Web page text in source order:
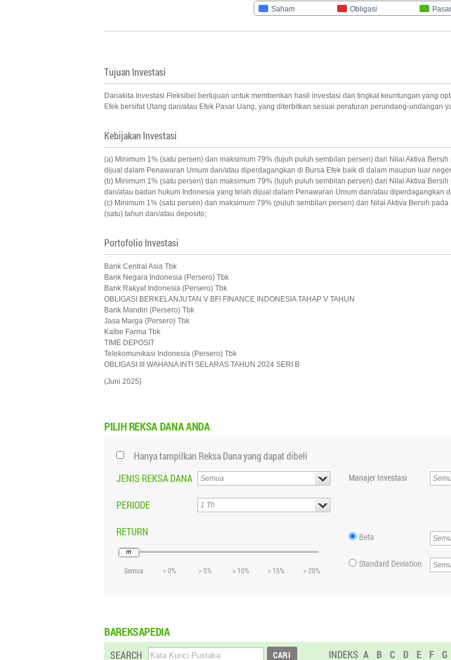
Saham Obligasi
Tujuan Investasi
Danakita Investasi Fleksibel bertujuan untuk memberikan hasil investasi dan tingkat keuntungan yang
Efek bersifat Utang dan/atau Efek Pasar Uang, yang diterbitkan sesuai peraturan perundang-undangan
Kebijakan Investasi
(a) Minimum 1% (satu persen) dan maksimum 79% (tujuh puluh sembilan persen) dari Nilai Aktiva
dijual dalam Penawaran Umum dan/atau diperdagangkan di Bursa Efek baik di dalam maupun luar
(b) Minimum 1% (satu persen) dan maksimum 79% (tujuh puluh sembilan persen) dari Nilai Aktiva
dan/atau badan hukum Indonesia yang telah dijual dalam Penawaran Umum dan/atau diperdagangkan
(c) Minimum 1% (satu persen) dan maksimum 79% (puluh sembilan persen) dari Nilai Aktiva Bersih
(satu) tahun dan/atau deposito;
Portofolio Investasi
Bank Central Asia Tbk
Bank Negara Indonesia (Persero) Tbk
Bank Rakyat Indonesia (Persero) Tbk
OBLIGASI BERKELANJUTAN V BFI FINANCE INDONESIA TAHAP V TAHUN
Bank Mandiri (Persero) Tbk
Jasa Marga (Persero) Tbk
Kalbe Farma Tbk
TIME DEPOSIT
Telekomunikasi Indonesia (Persero) Tbk
OBLIGASI III WAHANA INTI SELARAS TAHUN 2024 SERI B
(Juni 2025)
PILIH REKSA DANA ANDA
Hanya tampilkan Reksa Dana yang dapat dibeli
JENIS REKSA DANA
PERIODE
RETURN
Semua > 0% > 5% > 10% > 15% > 20%
Manajer Investasi
Beta
Standard Deviation
BAREKSAPEDIA
SEARCH INDEKS A B C D E F G